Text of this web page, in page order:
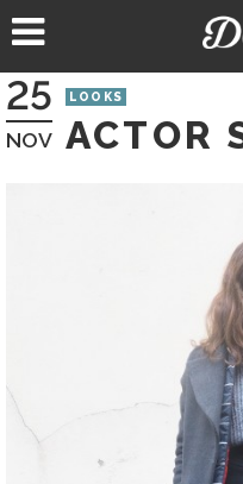
au
25
NOV
LOOKS
ACTOR